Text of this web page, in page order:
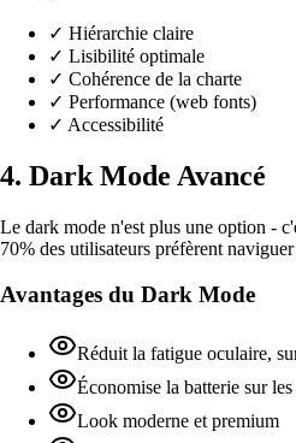
✓ Hiérarchie claire
✓ Lisibilité optimale
✓ Cohérence de la charte
✓ Performance (web fonts)
✓ Accessibilité
4. Dark Mode Avancé
Le dark mode n'est plus une option -
70% des utilisateurs préfèrent
Avantages du Dark Mode
Réduit la fatigue oculaire,
Économise la batterie sur
Look moderne et premium